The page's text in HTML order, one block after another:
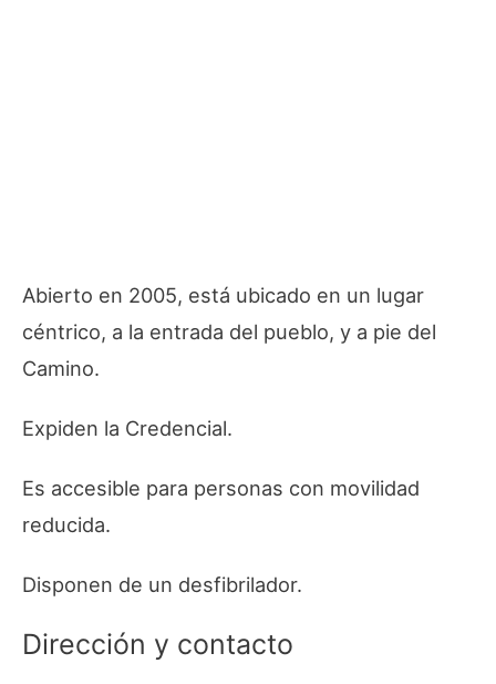
Abierto en 2005, está ubicado en un lugar
céntrico, a la entrada del pueblo, y a pie del
Camino.
Expiden la Credencial.
Es accesible para personas con movilidad
reducida.
Disponen de un desfibrilador.
Dirección y contacto